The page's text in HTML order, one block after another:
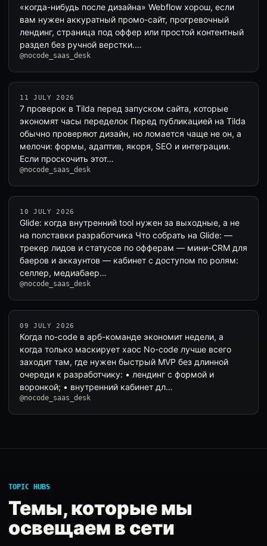
«когда-нибудь после дизайна» Webflow хорош, если
вам нужен аккуратный промо-сайт, прогревочный
лендинг, страница под оффер или простой контентный
раздел без ручной верстки.…
@nocode_saas_desk
11 JULY 2026
7 проверок в Tilda перед запуском сайта, которые
экономят часы переделок Перед публикацией на Tilda
обычно проверяют дизайн, но ломается чаще не он, а
мелочи: формы, адаптив, якоря, SEO и интеграции.
Если проскочить этот…
@nocode_saas_desk
10 JULY 2026
Glide: когда внутренний tool нужен за выходные, а не
на полставки разработчика Что собрать на Glide: —
трекер лидов и статусов по офферам — мини-CRM для
баеров и аккаунтов — кабинет с доступом по ролям:
селлер, медиабаер…
@nocode_saas_desk
09 JULY 2026
Когда no-code в арб-команде экономит недели, а
когда только маскирует хаос No-code лучше всего
заходит там, где нужен быстрый MVP без длинной
очереди к разработчику: • лендинг с формой и
воронкой; • внутренний кабинет дл…
@nocode_saas_desk
TOPIC HUBS
Темы, которые мы
освещаем в сети